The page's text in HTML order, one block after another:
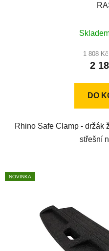
1 808
2
DO
Rhino Safe Clamp - držák
střešní
NOVINKA